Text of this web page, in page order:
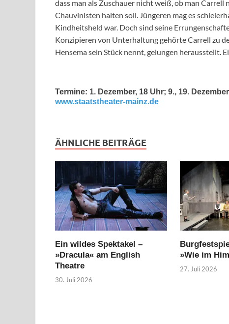
dass man als Zuschauer nicht weiß, ob man
Chauvinisten halten soll. Jüngeren mag es
Kindheitsheld war. Doch sind seine
Konzipieren von Unterhaltung gehörte Carrell zu
Hensema sein Stück nennt, gelungen herausstellt.
Termine: 1. Dezember, 18 Uhr; 9., 19.
www.staatstheater-mainz.de
ÄHNLICHE BEITRÄGE
Ein wildes Spektakel –
»Dracula« am English
Theatre
30. Juli 2026
»Wie im
27. Juli 2026